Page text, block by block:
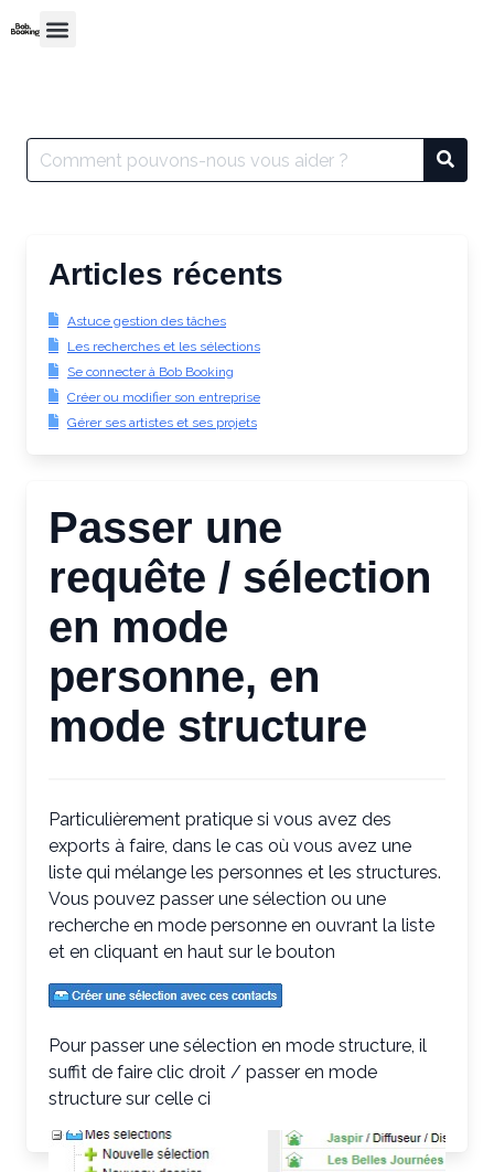
Articles récents
Astuce gestion des tâches
Les recherches et les sélections
Se connecter à Bob Booking
Créer ou modifier son entreprise
Gérer ses artistes et ses projets
Passer une
requête / sélection
en mode
personne, en
mode structure
Particulièrement pratique si vous avez des
exports à faire, dans le cas où vous avez une
liste qui mélange les personnes et les structures.
Vous pouvez passer une sélection ou une
recherche en mode personne en ouvrant la liste
et en cliquant en haut sur le bouton
Pour passer une sélection en mode structure, il
suffit de faire clic droit / passer en mode
structure sur celle ci